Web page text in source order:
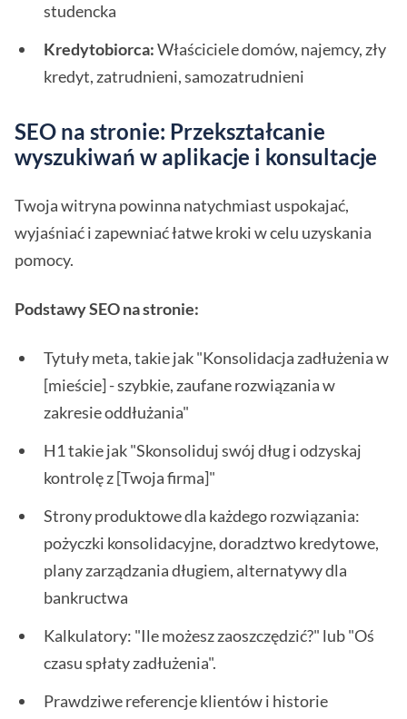
studencka
Kredytobiorca:Właściciele domów, najemcy, zły
kredyt, zatrudnieni, samozatrudnieni
SEO na stronie: Przekształcanie
wyszukiwań w aplikacje i konsultacje
Twoja witryna powinna natychmiast uspokajać,
wyjaśniać i zapewniać łatwe kroki w celu uzyskania
pomocy.
Podstawy SEO na stronie:
Tytuły meta, takie jak "Konsolidacja zadłużenia w
[mieście] - szybkie, zaufane rozwiązania w
zakresie oddłużania"
H1 takie jak "Skonsoliduj swój dług i odzyskaj
kontrolę z [Twoja firma]"
Strony produktowe dla każdego rozwiązania:
pożyczki konsolidacyjne, doradztwo kredytowe,
plany zarządzania długiem, alternatywy dla
bankructwa
Kalkulatory: "Ile możesz zaoszczędzić?" lub "Oś
czasu spłaty zadłużenia".
Prawdziwe referencje klientów i historie